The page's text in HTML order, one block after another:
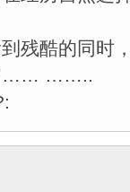
残酷的同时
`…… ……..